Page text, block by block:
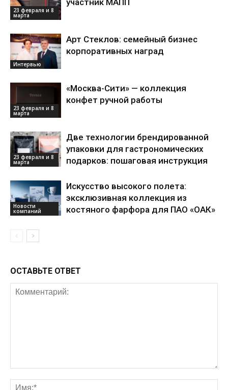
23 февраля и 8
марта
участник МАПП
Интервью
Арт Стеклов: семейный бизнес
корпоративных наград
23 февраля и 8
марта
«Москва-Сити» — коллекция
конфет ручной работы
23 февраля и 8
марта
Две технологии брендированной
упаковки для гастрономических
подарков: пошаговая инструкция
Новости
компаний
Искусство высокого полета:
эксклюзивная коллекция из
костяного фарфора для ПАО «ОАК»
ОСТАВЬТЕ ОТВЕТ